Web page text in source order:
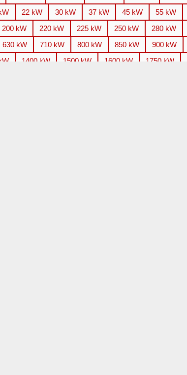
22 kW 30 kW 37 kW 45 kW 55 kW
200 kW 220 kW 225 kW 250 kW 280 kW
630 kW 710 kW 800 kW 850 kW 900 kW
1400 kW 1500 kW 1600 kW 1750 kW